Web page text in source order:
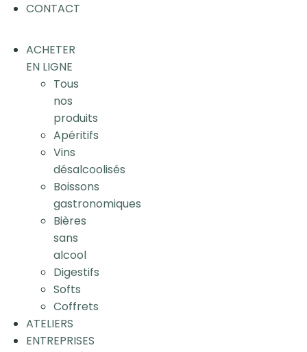
CONTACT
ACHETER
EN LIGNE
Tous
nos
produits
Apéritifs
Vins
désalcoolisés
Boissons
gastronomiques
Bières
sans
alcool
Digestifs
Softs
Coffrets
ATELIERS
ENTREPRISES